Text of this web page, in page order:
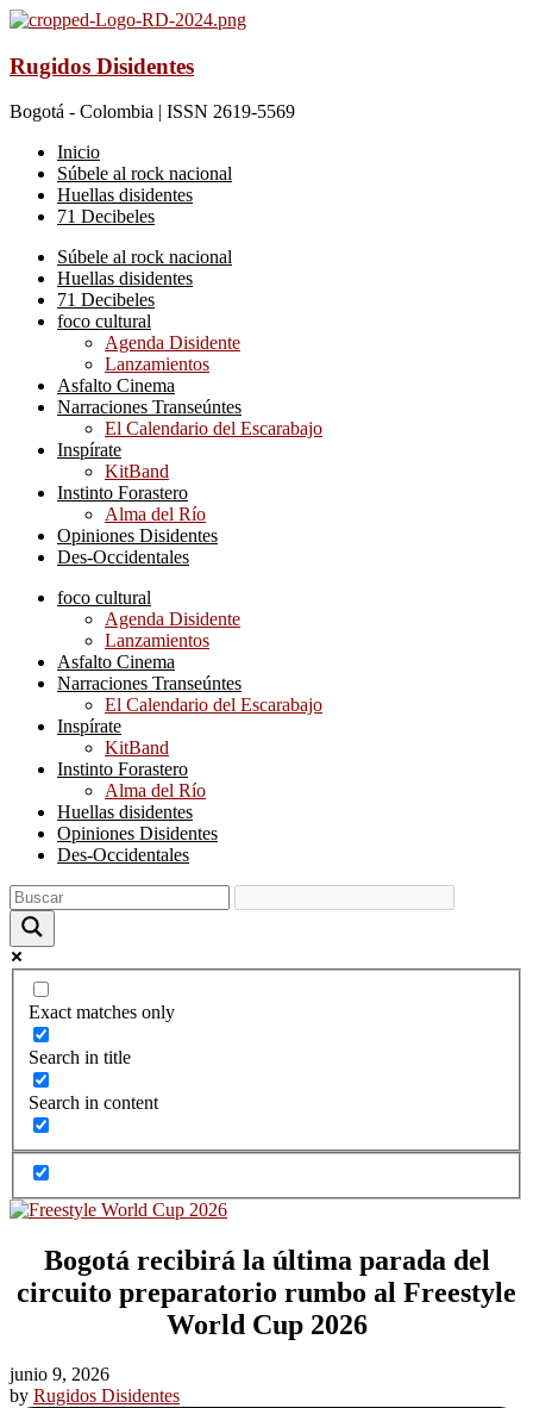
Rugidos Disidentes
Bogotá - Colombia | ISSN 2619-5569
Inicio
Súbele al rock nacional
Huellas disidentes
71 Decibeles
Súbele al rock nacional
Huellas disidentes
71 Decibeles
foco cultural
Agenda Disidente
Lanzamientos
Asfalto Cinema
Narraciones Transeúntes
El Calendario del Escarabajo
Inspírate
KitBand
Instinto Forastero
Alma del Río
Opiniones Disidentes
Des-Occidentales
foco cultural
Agenda Disidente
Lanzamientos
Asfalto Cinema
Narraciones Transeúntes
El Calendario del Escarabajo
Inspírate
KitBand
Instinto Forastero
Alma del Río
Huellas disidentes
Opiniones Disidentes
Des-Occidentales
Exact matches only
Search in title
Search in content
Bogotá recibirá la última parada del
circuito preparatorio rumbo al Freestyle
World Cup 2026
junio 9, 2026
by Rugidos Disidentes